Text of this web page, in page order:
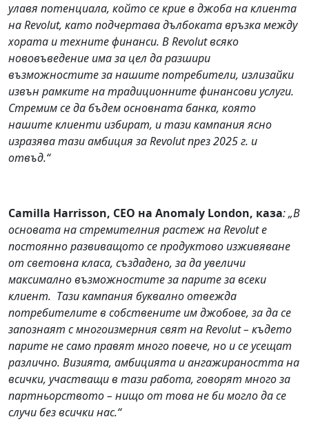
улавя потенциала, който се крие в джоба на клиента
на Revolut, като подчертава дълбоката връзка между
хората и техните финанси. В Revolut всяко
нововъведение има за цел да разшири
възможностите за нашите потребители, излизайки
извън рамките на традиционните финансови услуги.
Стремим се да бъдем основната банка, която
нашите клиенти избират, и тази кампания ясно
изразява тази амбиция за Revolut през 2025 г. и
отвъд.“
Camilla Harrisson, CEO на Anomaly London, каза: „В
основата на стремителния растеж на Revolut е
постоянно развиващото се продуктово изживяване
от световна класа, създадено, за да увеличи
максимално възможностите за парите за всеки
клиент. Тази кампания буквално отвежда
потребителите в собствените им джобове, за да се
запознаят с многоизмерния свят на Revolut – където
парите не само правят много повече, но и се усещат
различно. Визията, амбицията и ангажираността на
всички, участващи в тази работа, говорят много за
партньорството – нищо от това не би могло да се
случи без всички нас.“